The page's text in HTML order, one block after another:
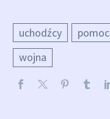
uchodźcy pomoc
wojna